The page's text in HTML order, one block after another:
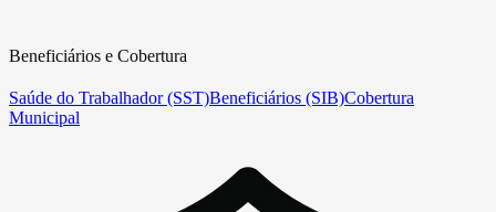
Beneficiários e Cobertura
Saúde do Trabalhador (SST)Beneficiários (SIB)Cobertura
Municipal